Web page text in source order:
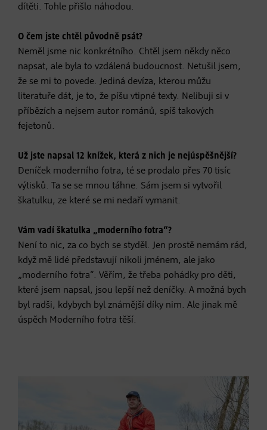
dítěti. Tohle přišlo náhodou.
O čem jste chtěl původně psát?
Neměl jsme nic konkrétního. Chtěl jsem někdy něco
napsat, ale byla to vzdálená budoucnost. Netušil jsem,
že se mi to povede. Jediná devíza, kterou můžu
literatuře dát, je to, že píšu vtipné texty. Nelibuji si v
příbězích a nejsem autor románů, spíš takových
fejetonů.
Už jste napsal 12 knížek, která z nich je nejúspěšnější?
Deníček moderního fotra, té se prodalo přes 70 tisíc
výtisků. Ta se se mnou táhne. Sám jsem si vytvořil
škatulku, ze které se mi nedaří vymanit.
Vám vadí škatulka „moderního fotra“?
Není to nic, za co bych se styděl. Jen prostě nemám rád,
když mě lidé představují nikoli jménem, ale jako
„moderního fotra“. Věřím, že třeba pohádky pro děti,
které jsem napsal, jsou lepší než deníčky. A možná bych
byl radši, kdybych byl známější díky nim. Ale jinak mě
úspěch Moderního fotra těší.